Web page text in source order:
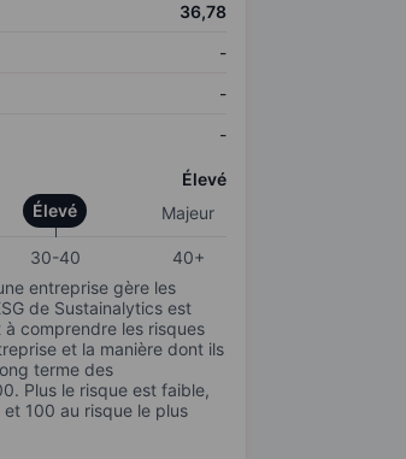
36,78
-
-
-
Élevé
Élevé Majeur
30-40
40+
entreprise gère les
de Sustainalytics est
comprendre les risques
et la manière dont ils
terme des
Plus le risque est faible,
100 au risque le plus